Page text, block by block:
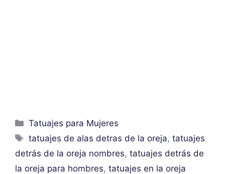
Categorías
Tatuajes para Mujeres
Etiquetas
tatuajes de alas detras de la oreja,tatuajes
detrás de la oreja nombres, tatuajes detrás de
la oreja para hombres, tatuajes en la oreja